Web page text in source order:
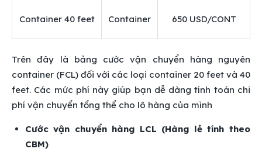
Container 40 feet Container 650 USD/CONT
Trên đây là bảng cước vận chuyển hàng nguyên
container (FCL) đối với các loại container 20 feet và 40
feet. Các mức phí này giúp bạn dễ dàng tính toán chi
phí vận chuyển tổng thể cho lô hàng của mình
Cước vận chuyển hàng LCL (Hàng lẻ tính theo
CBM)